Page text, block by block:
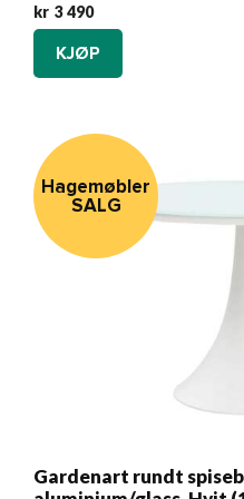
kr 3 490
KJØP
Hagemøbler
SALG
Gardenart rundt